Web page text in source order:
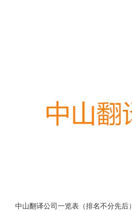
中山翻译公司一览表（排名不分先后）